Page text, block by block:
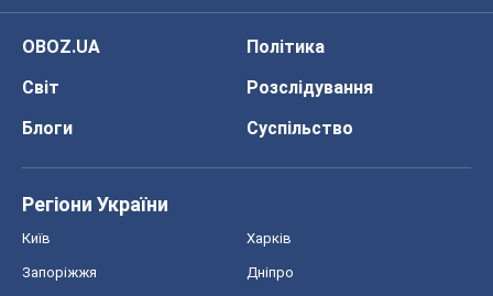
OBOZ.UA
Політика
Світ
Розслідування
Блоги
Суспільство
Регіони України
Київ Харків
Запоріжжя Дніпро